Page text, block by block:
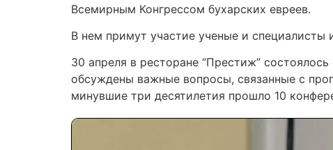
Всемирным Конгрессом бухарских евреев.
В нем примут участие ученые и
30 апреля в ресторане “Престиж”
обсуждены важные вопросы, связанные с
минувшие три десятилетия прошло 10